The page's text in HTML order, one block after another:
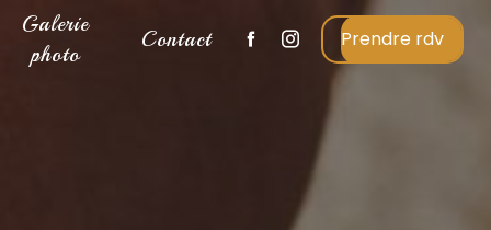
Galerie
photo
Contact Prendre rdv